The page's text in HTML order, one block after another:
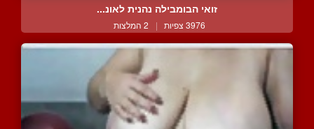
זואי הבומבילה נהנית לאונ...
3976 צפיות | 2 המלצות